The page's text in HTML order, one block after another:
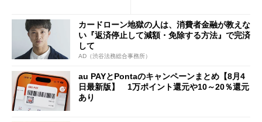
カードローン地獄の人は、消費者金融が教えな
い『返済停止して減額・免除する方法』で完済
して
AD（渋谷法務総合事務所）
au PAYとPontaのキャンペーンまとめ【8月4
日最新版】 1万ポイント還元や10～20％還元
あり